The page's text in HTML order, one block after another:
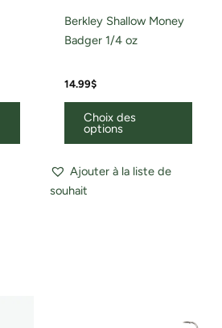
Berkley Shallow Money
Badger 1/4 oz
14.99$
Choix des
options
Ajouter à la liste de
souhait